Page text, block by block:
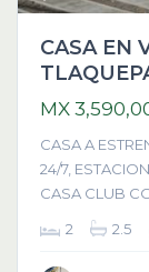
CASA EN
MX
CASA A
24/7,
CASA CLUB
2 2.5